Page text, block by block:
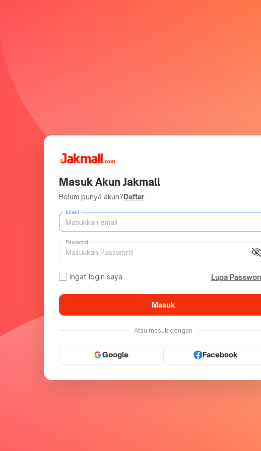
Masuk Akun Jakmall
Belum punya akun?Daftar
Email
Password
Ingat login saya Lupa
Masuk
Atau masuk dengan
Google Facebook